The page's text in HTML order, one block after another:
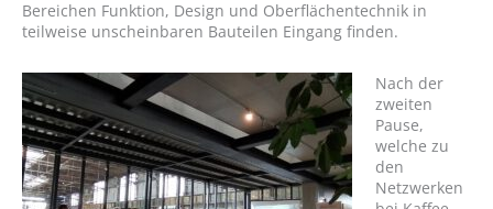
Bereichen Funktion, Design und Oberflächentechnik in
teilweise unscheinbaren Bauteilen Eingang finden.
Nach der
zweiten
Pause,
welche zu
den
Netzwerken